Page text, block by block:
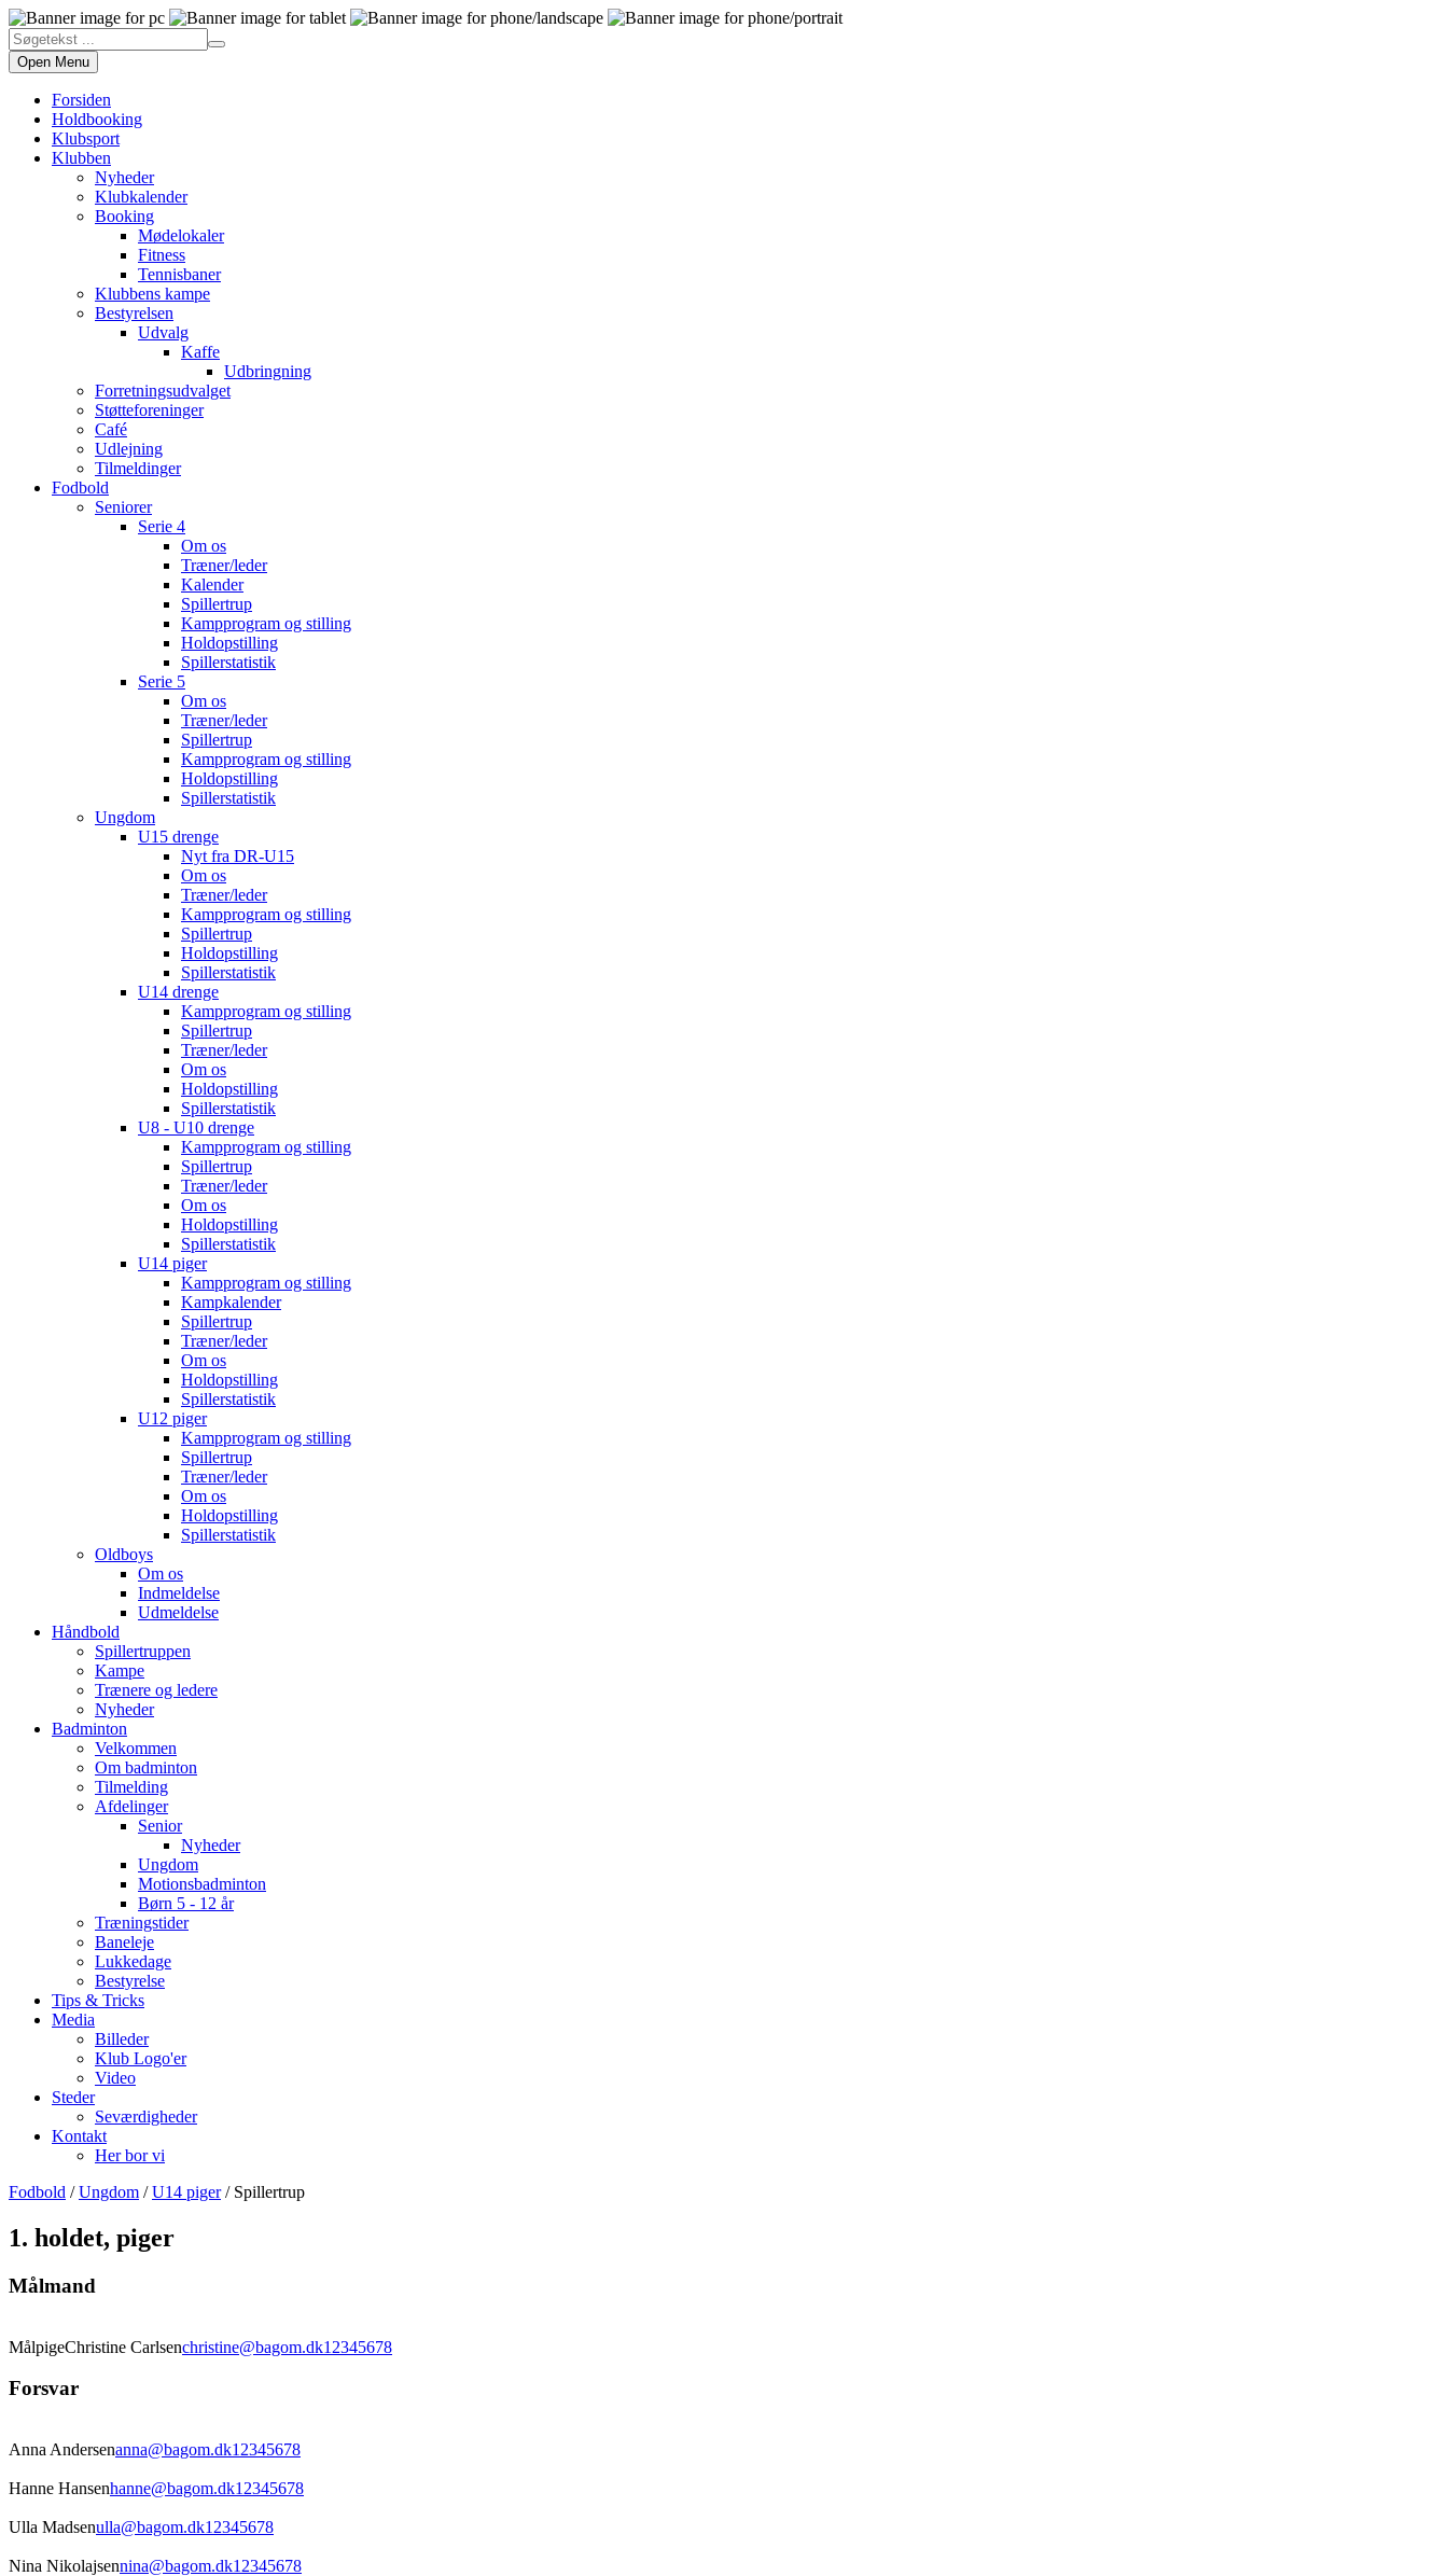
Open Menu
Forsiden
Holdbooking
Klubsport
Klubben
Nyheder
Klubkalender
Booking
Mødelokaler
Fitness
Tennisbaner
Klubbens kampe
Bestyrelsen
Udvalg
Kaffe
Udbringning
Forretningsudvalget
Støtteforeninger
Café
Udlejning
Tilmeldinger
Fodbold
Seniorer
Serie 4
Om os
Træner/leder
Kalender
Spillertrup
Kampprogram og stilling
Holdopstilling
Spillerstatistik
Serie 5
Om os
Træner/leder
Spillertrup
Kampprogram og stilling
Holdopstilling
Spillerstatistik
Ungdom
U15 drenge
Nyt fra DR-U15
Om os
Træner/leder
Kampprogram og stilling
Spillertrup
Holdopstilling
Spillerstatistik
U14 drenge
Kampprogram og stilling
Spillertrup
Træner/leder
Om os
Holdopstilling
Spillerstatistik
U8 - U10 drenge
Kampprogram og stilling
Spillertrup
Træner/leder
Om os
Holdopstilling
Spillerstatistik
U14 piger
Kampprogram og stilling
Kampkalender
Spillertrup
Træner/leder
Om os
Holdopstilling
Spillerstatistik
U12 piger
Kampprogram og stilling
Spillertrup
Træner/leder
Om os
Holdopstilling
Spillerstatistik
Oldboys
Om os
Indmeldelse
Udmeldelse
Håndbold
Spillertruppen
Kampe
Trænere og ledere
Nyheder
Badminton
Velkommen
Om badminton
Tilmelding
Afdelinger
Senior
Nyheder
Ungdom
Motionsbadminton
Børn 5 - 12 år
Træningstider
Baneleje
Lukkedage
Bestyrelse
Tips & Tricks
Media
Billeder
Klub Logo'er
Video
Steder
Seværdigheder
Kontakt
Her bor vi
Fodbold /Ungdom /U14 piger/ Spillertrup
1. holdet, piger
Målmand
MålpigeChristine Carlsenchristine@bagom.dk12345678
Forsvar
Anna Andersenanna@bagom.dk12345678
Hanne Hansenhanne@bagom.dk12345678
Ulla Madsenulla@bagom.dk12345678
Nina Nikolajsennina@bagom.dk12345678